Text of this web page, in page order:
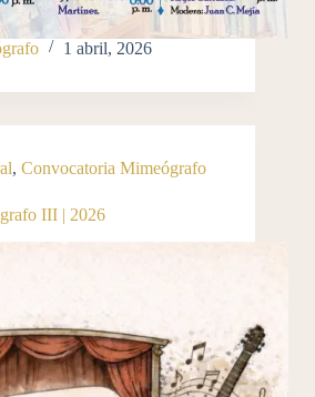
1 abril, 2026
, Convocatoria Mimeógrafo
III | 2026